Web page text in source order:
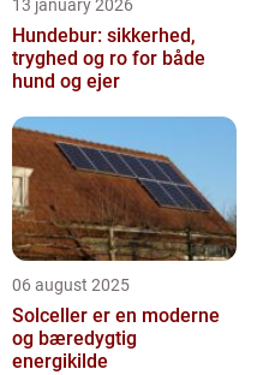
13 january 2026
Hundebur: sikkerhed,
tryghed og ro for både
hund og ejer
06 august 2025
Solceller er en moderne
og bæredygtig
energikilde